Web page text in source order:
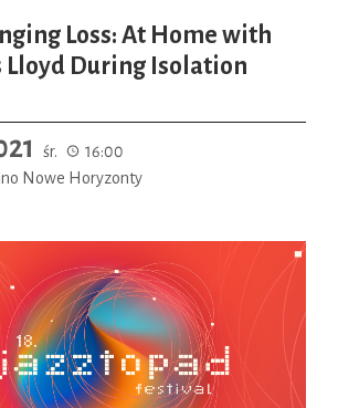
Loss: At Home with
Lloyd During Isolation
śr.
16:00
Nowe Horyzonty